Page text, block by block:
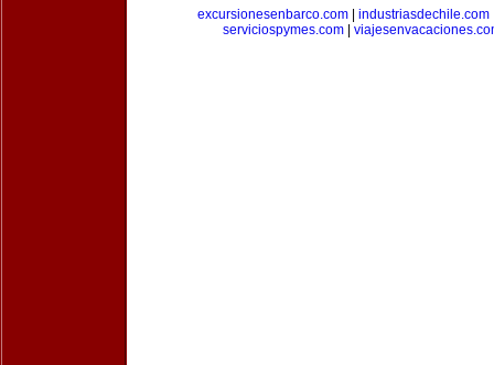
excursionesenbarco.com
industriasdechile.com
serviciospymes.com